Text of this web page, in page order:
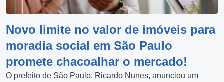
Novo limite no valor de imóveis para
moradia social em São Paulo
promete chacoalhar o mercado!
O prefeito de São Paulo, Ricardo Nunes, anunciou um